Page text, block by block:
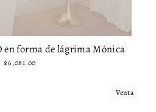
en forma de lágrima Mónica
$ 6,081.00
Venta